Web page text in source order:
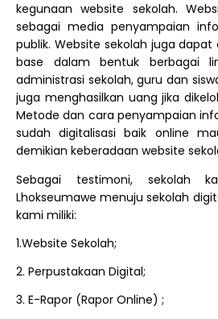
kegunaan website sekolah.
sebagai media penyampaian
publik. Website sekolah juga
base dalam bentuk berbagai
administrasi sekolah, guru dan
juga menghasilkan uang jika
Metode dan cara penyampaian
sudah digitalisasi baik online
demikian keberadaan website
Sebagai testimoni, sekolah
Lhokseumawe menuju sekolah
kami miliki:
1.Website Sekolah;
2. Perpustakaan Digital;
3. E-Rapor (Rapor Online) ;